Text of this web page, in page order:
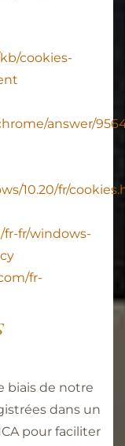
cookies-
answer/
10.20/fr/
fr-fr/windows-
fr-
biais de notre
dans un
pour faciliter